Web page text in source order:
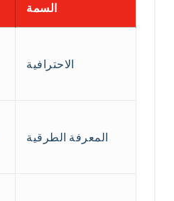
السمة
الاحترافية
المعرفة الطرقية